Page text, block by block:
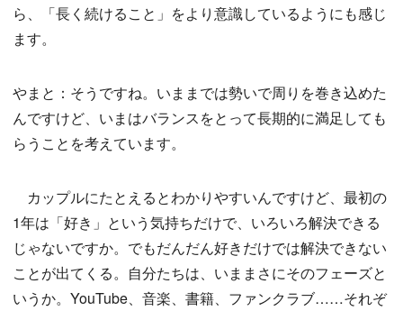
ら、「長く続けること」をより意識しているようにも感じ
ます。
やまと：そうですね。いままでは勢いで周りを巻き込めた
んですけど、いまはバランスをとって長期的に満足しても
らうことを考えています。
カップルにたとえるとわかりやすいんですけど、最初の
1年は「好き」という気持ちだけで、いろいろ解決できる
じゃないですか。でもだんだん好きだけでは解決できない
ことが出てくる。自分たちは、いままさにそのフェーズと
いうか。YouTube、音楽、書籍、ファンクラブ……それぞ